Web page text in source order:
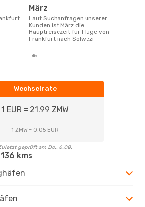
März
Laut Suchanfragen unserer
Kunden ist März die
Hauptreisezeit für Flüge von
Frankfurt nach Solwezi
Wechselrate
1 EUR = 21.99 ZMW
1 ZMW = 0.05 EUR
geprüft am Do., 6.08.
kms